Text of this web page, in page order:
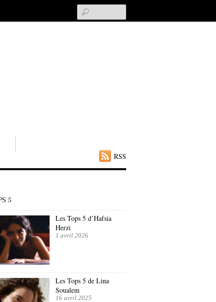
RSS
5
Les Tops 5 d’Hafsia
Herzi
1 avril 2026
Les Tops 5 de Lina
Soualem
16 avril 2025